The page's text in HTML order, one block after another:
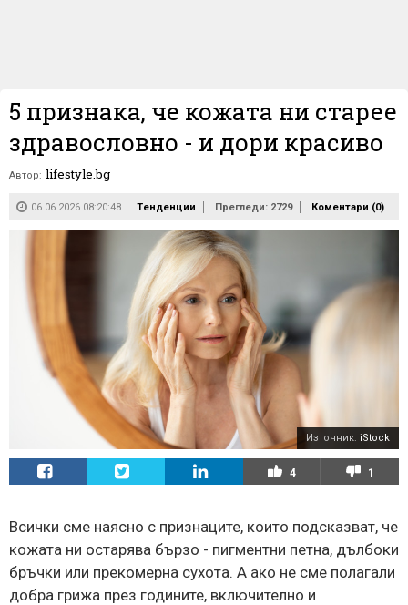
5 признака, че кожата ни старее
здравословно - и дори красиво
Автор: lifestyle.bg
06.06.2026 08:20:48 Тенденции Прегледи: 2729 Коментари (0)
Източник: iStock
4 1
Всички сме наясно с признаците, които подсказват, че
кожата ни остарява бързо - пигментни петна, дълбоки
бръчки или прекомерна сухота. А ако не сме полагали
добра грижа през годините, включително и